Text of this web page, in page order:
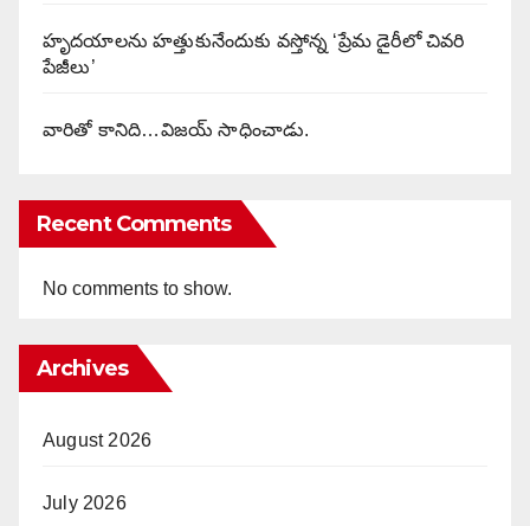
హృదయాలను హత్తుకునేందుకు వస్తోన్న ‘ప్రేమ డైరీలో చివరి
పేజీలు’
వారితో కానిది…విజయ్ సాధించాడు.
Recent Comments
No comments to show.
Archives
August 2026
July 2026